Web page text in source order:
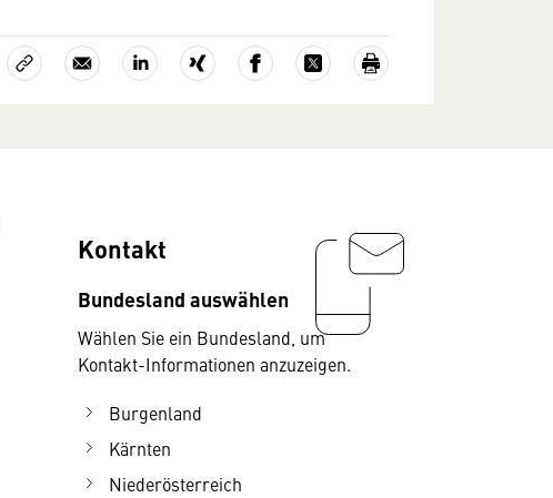
Kontakt
Bundesland auswählen
Wählen Sie ein Bundesland, um
Kontakt-Informationen anzuzeigen.
Burgenland
Kärnten
Niederösterreich